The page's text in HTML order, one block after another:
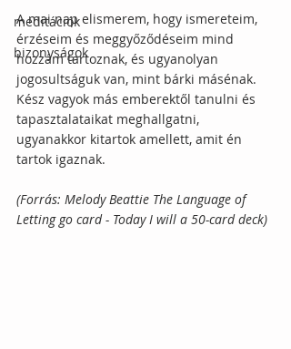
meditációk
bizonyságok
A mai nap elismerem, hogy ismereteim,
érzéseim és meggyőződéseim mind
hozzám tartoznak, és ugyanolyan
jogosultságuk van, mint bárki másénak.
Kész vagyok más emberektől tanulni és
tapasztalataikat meghallgatni,
ugyanakkor kitartok amellett, amit én
tartok igaznak.
(Forrás: Melody Beattie The Language of
Letting go card - Today I will a 50-card deck)